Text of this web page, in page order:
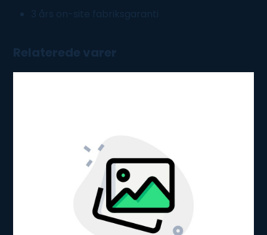
3 års on-site fabriksgaranti
Relaterede varer